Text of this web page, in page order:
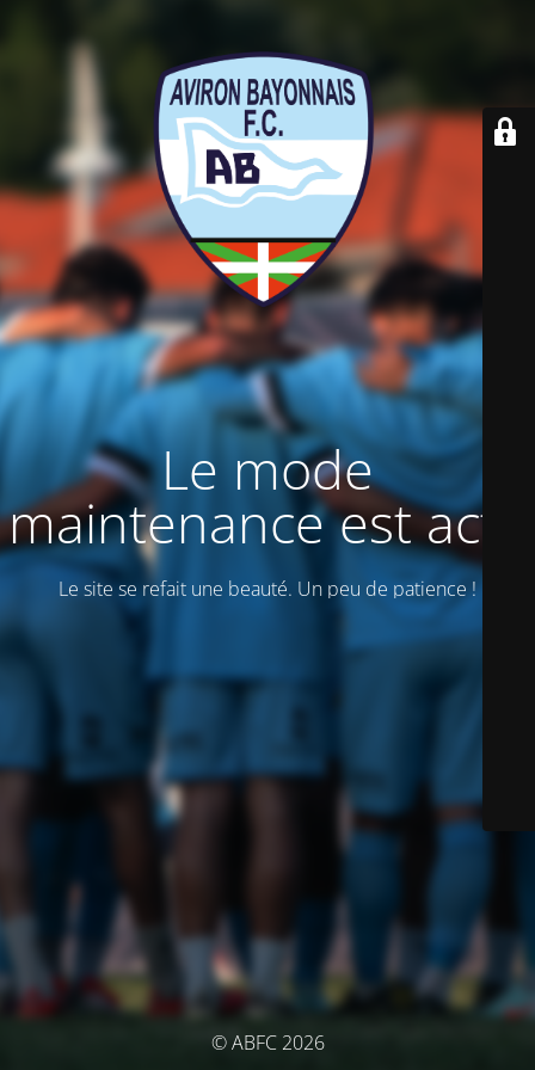
Le mode
maintenance est actif
Le site se refait une beauté. Un peu de patience !
© ABFC 2026